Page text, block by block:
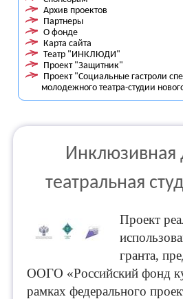
Архив проектов
Партнеры
О фонде
Карта сайта
Театр "ИНКЛЮДИ"
Проект "Защитник"
Проект "Социальные гастроли
молодежного театра-студии
Инклюзивная
театральная
Проект
гранта,
ООГО «Российский фонд
рамках федерального